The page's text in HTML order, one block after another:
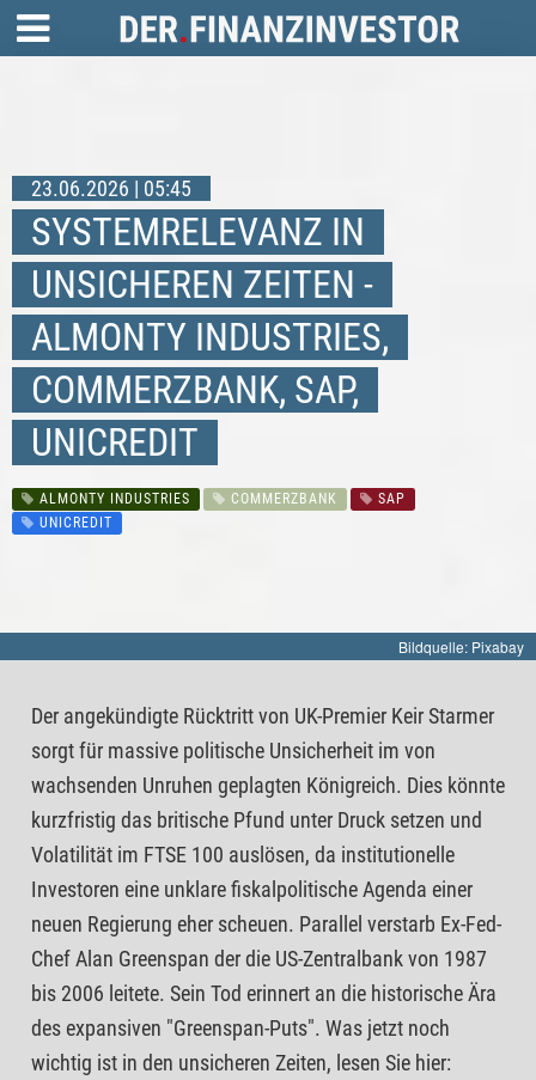
23.06.2026 | 05:45
SYSTEMRELEVANZ IN
UNSICHEREN ZEITEN -
ALMONTY INDUSTRIES,
COMMERZBANK, SAP,
UNICREDIT
ALMONTY INDUSTRIES COMMERZBANK
SAP
UNICREDIT
Bildquelle: Pixabay
Der angekündigte Rücktritt von UK-Premier Keir Starmer
sorgt für massive politische Unsicherheit im von
wachsenden Unruhen geplagten Königreich. Dies könnte
kurzfristig das britische Pfund unter Druck setzen und
Volatilität im FTSE 100 auslösen, da institutionelle
Investoren eine unklare fiskalpolitische Agenda einer
neuen Regierung eher scheuen. Parallel verstarb Ex-Fed-
Chef Alan Greenspan der die US-Zentralbank von 1987
bis 2006 leitete. Sein Tod erinnert an die historische Ära
des expansiven "Greenspan-Puts". Was jetzt noch
wichtig ist in den unsicheren Zeiten, lesen Sie hier: